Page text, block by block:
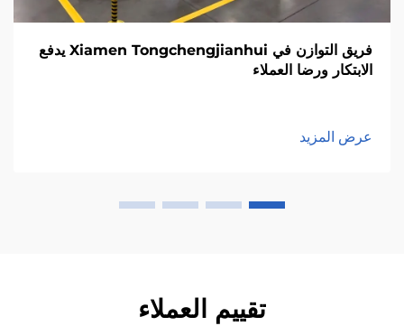
فريق التوازن في Xiamen Tongchengjianhui يدفع
الابتكار ورضا العملاء
عرض المزيد
تقييم العملاء